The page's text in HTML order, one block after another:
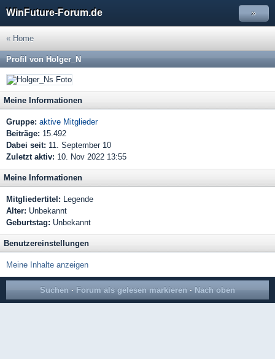
WinFuture-Forum.de »
« Home
Profil von Holger_N
Meine Informationen
Gruppe: aktive Mitglieder
Beiträge: 15.492
Dabei seit: 11. September 10
Zuletzt aktiv: 10. Nov 2022 13:55
Meine Informationen
Mitgliedertitel: Legende
Alter: Unbekannt
Geburtstag: Unbekannt
Benutzereinstellungen
Meine Inhalte anzeigen
Suchen · Forum als gelesen markieren · Nach oben